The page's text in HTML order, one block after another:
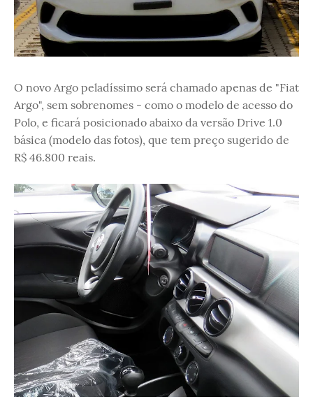
O novo Argo peladíssimo será chamado apenas de "Fiat
Argo", sem sobrenomes - como o modelo de acesso do
Polo, e ficará posicionado abaixo da versão Drive 1.0
básica (modelo das fotos), que tem preço sugerido de
R$ 46.800 reais.